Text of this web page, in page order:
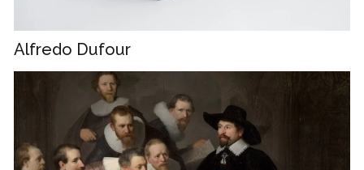
Alfredo Dufour